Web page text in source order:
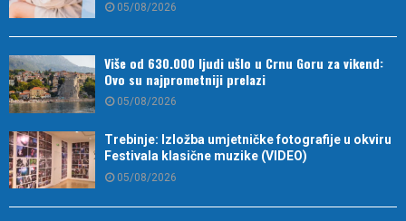
05/08/2026
Više od 630.000 ljudi ušlo u Crnu Goru za vikend:
Ovo su najprometniji prelazi
05/08/2026
Trebinje: Izložba umjetničke fotografije u okviru
Festivala klasične muzike (VIDEO)
05/08/2026